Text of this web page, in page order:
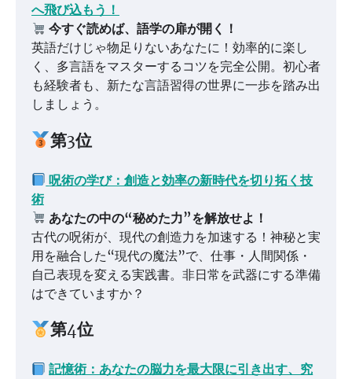
へ飛び込もう！
今すぐ読めば、語学の扉が開く！
英語だけじゃ物足りないあなたに！効率的に楽し
く、多言語をマスターするコツを完全公開。初心者
も経験者も、新たな言語習得の世界に一歩を踏み出
しましょう。
第3位
呪術の学び：創造と効率の新時代を切り拓く技
術
あなたの中の“秘めた力”を解放せよ！
古代の呪術が、現代の創造力を加速する！神秘と実
用を融合した“現代の魔法”で、仕事・人間関係・
自己表現を変える実践書。非日常を武器にする準備
はできていますか？
第4位
記憶術：あなたの脳力を最大限に引き出す、究